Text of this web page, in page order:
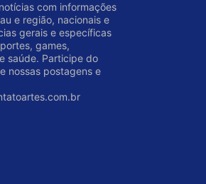
com informações
e região, nacionais e
gerais e específicas
games,
saúde. Participe do
nossas postagens e